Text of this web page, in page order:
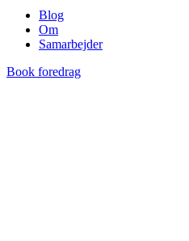
Blog
Om
Samarbejder
Book foredrag